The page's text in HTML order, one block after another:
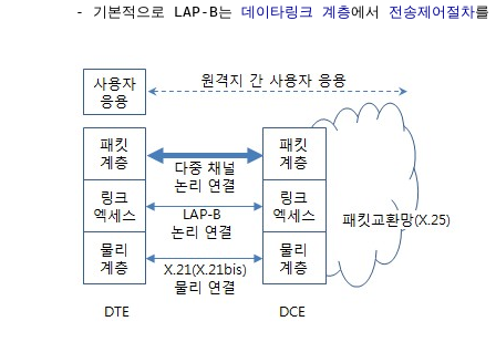
     - 기본적으로 LAP-B는
데이타링크 계층에서 전송제어절차를